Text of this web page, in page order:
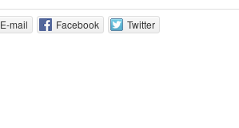
E-mail Facebook Twitter